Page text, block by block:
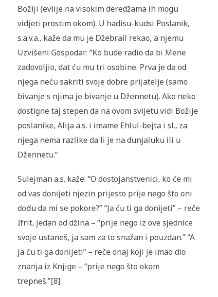
Božiji (evlije na visokim deredžama ih mogu
vidjeti prostim okom). U hadisu-kudsi Poslanik,
s.a.v.a., kaže da mu je Džebrail rekao, a njemu
Uzvišeni Gospodar: “Ko bude radio da bi Mene
zadovoljio, dat ću mu tri osobine. Prva je da od
njega neću sakriti svoje dobre prijatelje (samo
bivanje s njima je bivanje u Džennetu). Ako neko
dostigne taj stepen da na ovom svijetu vidi Božije
poslanike, Alija a.s. i imame Ehlul-bejta i sl., za
njega nema razlike da li je na dunjaluku ili u
Džennetu.”
Sulejman a.s. kaže: “O dostojanstvenici, ko će mi
od vas donijeti njezin prijesto prije nego što oni
dođu da mi se pokore?” “Ja ću ti ga donijeti” – reče
Ifrit, jedan od džina – “prije nego iz ove sjednice
svoje ustaneš, ja sam za to snažan i pouzdan.” “A
ja ću ti ga donijeti” – reče onaj koji je imao dio
znanja iz Knjige – “prije nego što okom
trepneš.”[8]